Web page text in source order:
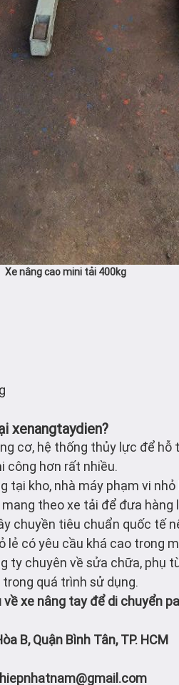
Xe nâng cao mini tải 400kg
xenangtaydien?
cơ, hệ thống thủy lực để
công hơn rất nhiều.
tại kho, nhà máy phạm vi
theo xe tải để đưa hàng
chuyền tiêu chuẩn quốc tế
lẻ có yêu cầu khá cao trong
ty chuyên về sửa chữa, phụ
quá trình sử dụng.
xe nâng tay để di chuyển
B, Quận Bình Tân, TP. HCM